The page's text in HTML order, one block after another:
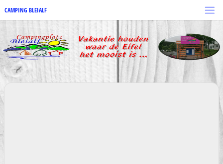
to
content
CAMPING BLEIALF